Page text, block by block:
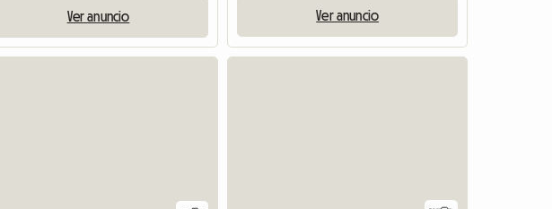
Ver anuncio Ver anuncio